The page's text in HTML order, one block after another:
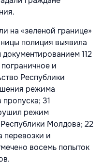
на «зеленой границе»
полиция выявила
112
и
Республики
режима
31
режим
Молдова; 22
перевозки и
восемь попыток